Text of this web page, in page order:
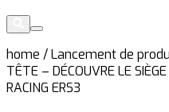
home /Lancement de
TÊTE – DÉCOUVRE LE
RACING ERS3